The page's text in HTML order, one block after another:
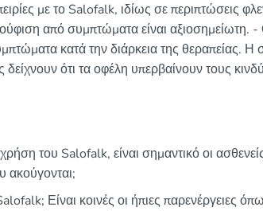
με το Salofalk, ιδίως σε περιπτώσεις
από συμπτώματα είναι αξιοσημείωτη.
κατά την διάρκεια της θεραπείας.
ότι τα οφέλη υπερβαίνουν τους
του Salofalk, είναι σημαντικό οι
ακούγονται;
Είναι κοινές οι ήπιες παρενέργειες